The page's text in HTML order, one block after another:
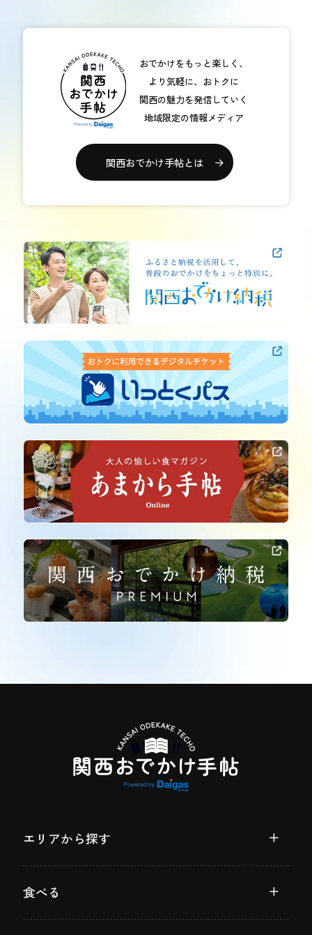
おでかけをもっと楽しく、
より気軽に、おトクに
関西の魅力を発信していく
地域限定の情報メディア
関西おでかけ手帖とは
エリアから探す
食べる